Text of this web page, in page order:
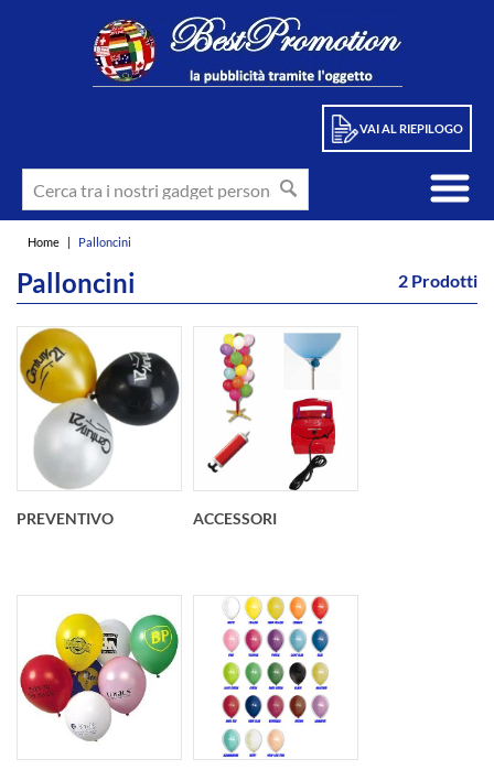
VAI AL RIEPILOGO
Home | Palloncini
Palloncini 2 Prodotti
PREVENTIVO ACCESSORI